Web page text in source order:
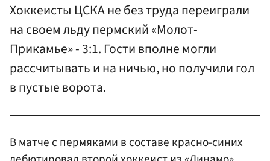
Хоккеисты ЦСКА не без труда переиграли
на своем льду пермский «Молот-
Прикамье» - 3:1. Гости вполне могли
рассчитывать и на ничью, но получили гол
в пустые ворота.
В матче с пермяками в составе красно-синих